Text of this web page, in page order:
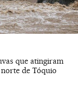
que atingiram
de Tóquio